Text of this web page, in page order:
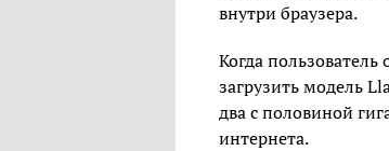
внутри браузера.
Когда
загрузить модель
два с половиной
интернета.